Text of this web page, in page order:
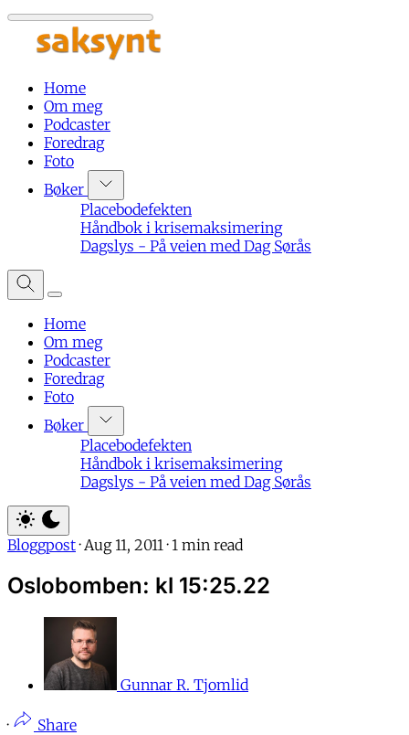
Home
Om meg
Podcaster
Foredrag
Foto
Bøker
Placebodefekten
Håndbok i krisemaksimering
Dagslys - På veien med Dag Sørås
Home
Om meg
Podcaster
Foredrag
Foto
Bøker
Placebodefekten
Håndbok i krisemaksimering
Dagslys - På veien med Dag Sørås
Bloggpost · Aug 11, 2011 · 1 min read
Oslobomben: kl 15:25.22
Gunnar R. Tjomlid
· Share